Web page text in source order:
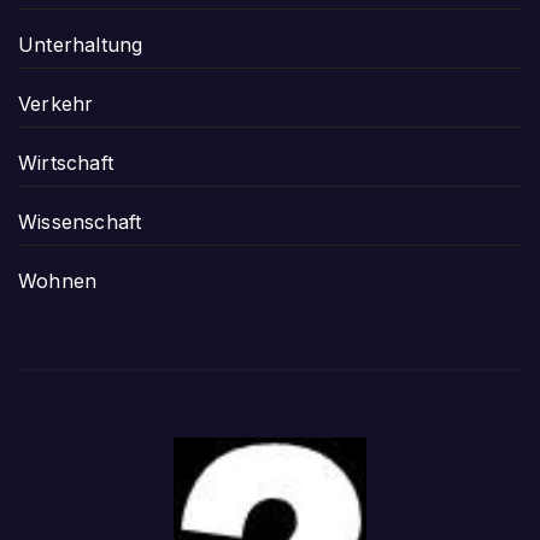
Unterhaltung
Verkehr
Wirtschaft
Wissenschaft
Wohnen